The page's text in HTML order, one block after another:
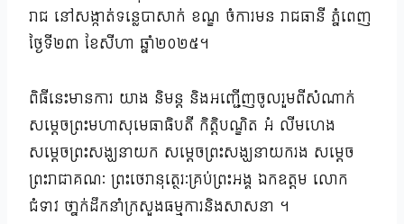
រាជ នៅសង្កាត់ទន្លេបាសាក់ ខណ្ឌ ចំការមន រាជធានី ភ្នំពេញ
ថ្ងៃទី២៣ ខែសីហា ឆ្នាំ២០២៥។
ពិធីនេះមានការ យាង និមន្ត និងអញ្ជើញចូលរួមពីសំណាក់
សម្ដេចព្រះមហាសុមេធាធិបតី កិត្តិបណ្ឌិត អំ លីមហេង
សម្ដេចព្រះសង្ឃនាយក សម្តេចព្រះសង្ឃនាយករង សម្តេច
ព្រះរាជាគណៈ ព្រះថេរានុត្ថេរៈគ្រប់ព្រះអង្គ ឯកឧត្តម លោក
ជំទាវ ថា្នក់ដឹកនាំក្រសួងធម្មការនិងសាសនា ។